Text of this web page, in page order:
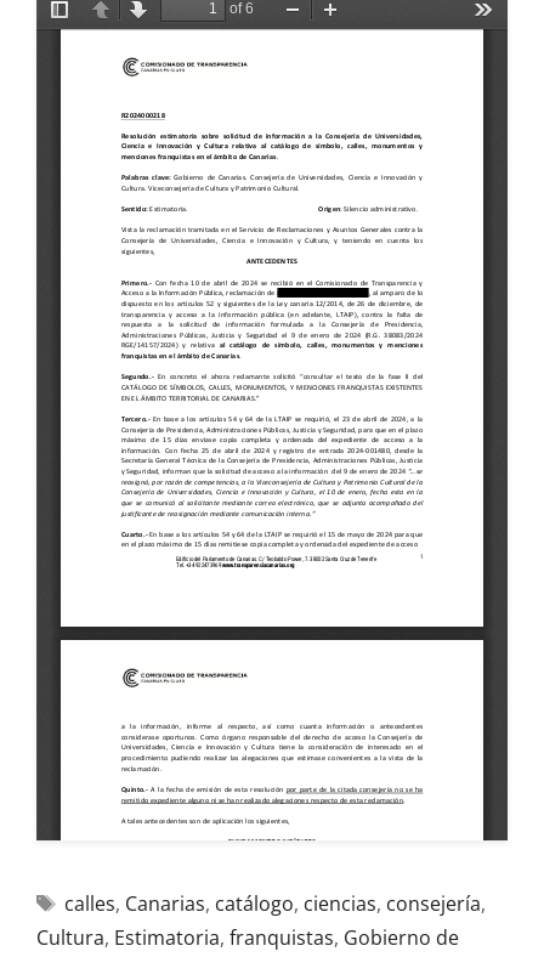
calles, Canarias, catálogo, ciencias, consejería,
Cultura, Estimatoria, franquistas, Gobierno de